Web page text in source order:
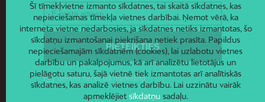
Šī tīmekļvietne izmanto sīkdatnes, tai skaitā sīkdatnes, kas
nepieciešamas tīmekļa vietnes darbībai. Ņemot vērā, ka
interneta vietne nedarbosies, ja sīkdatnes netiks izmantotas, šo
sīkdatņu izmantošanai piekrišana netiek prasīta. Papildus
nepieciešamajām sīkdatnēm (cookies), lai uzlabotu vietnes
darbību un pakalpojumus, kā arī analizētu lietotājus un
pielāgotu saturu, šajā vietnē tiek izmantotas arī analītiskās
sīkdatnes, kas analizē vietnes darbību. Lai uzzinātu vairāk
apmeklējiet sīkdatņusadaļu.